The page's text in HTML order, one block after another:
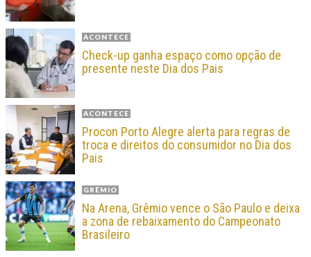
ACONTECE
Check-up ganha espaço como opção de
presente neste Dia dos Pais
ACONTECE
Procon Porto Alegre alerta para regras de
troca e direitos do consumidor no Dia dos
Pais
GRÊMIO
Na Arena, Grêmio vence o São Paulo e deixa
a zona de rebaixamento do Campeonato
Brasileiro